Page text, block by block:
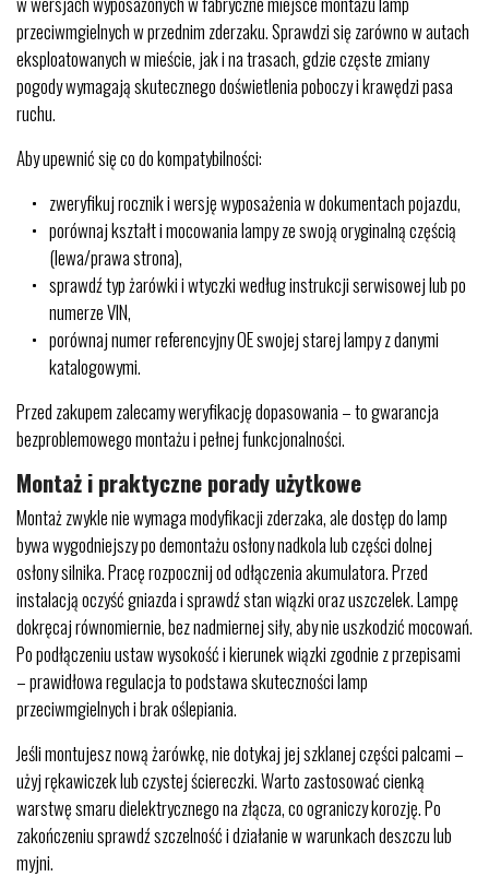
przeciwmgielnych w przednim zderzaku. Sprawdzi się zarówno w autach
eksploatowanych w mieście, jak i na trasach, gdzie częste zmiany
pogody wymagają skutecznego doświetlenia poboczy i krawędzi pasa
ruchu.
Aby upewnić się co do kompatybilności:
zweryfikuj rocznik i wersję wyposażenia w dokumentach pojazdu,
porównaj kształt i mocowania lampy ze swoją oryginalną częścią
(lewa/prawa strona),
sprawdź typ żarówki i wtyczki według instrukcji serwisowej lub po
numerze VIN,
porównaj numer referencyjny OE swojej starej lampy z danymi
katalogowymi.
Przed zakupem zalecamy weryfikację dopasowania – to gwarancja
bezproblemowego montażu i pełnej funkcjonalności.
Montaż i praktyczne porady użytkowe
Montaż zwykle nie wymaga modyfikacji zderzaka, ale dostęp do lamp
bywa wygodniejszy po demontażu osłony nadkola lub części dolnej
osłony silnika. Pracę rozpocznij od odłączenia akumulatora. Przed
instalacją oczyść gniazda i sprawdź stan wiązki oraz uszczelek. Lampę
dokręcaj równomiernie, bez nadmiernej siły, aby nie uszkodzić mocowań.
Po podłączeniu ustaw wysokość i kierunek wiązki zgodnie z przepisami
– prawidłowa regulacja to podstawa skuteczności lamp
przeciwmgielnych i brak oślepiania.
Jeśli montujesz nową żarówkę, nie dotykaj jej szklanej części palcami –
użyj rękawiczek lub czystej ściereczki. Warto zastosować cienką
warstwę smaru dielektrycznego na złącza, co ograniczy korozję. Po
zakończeniu sprawdź szczelność i działanie w warunkach deszczu lub
myjni.